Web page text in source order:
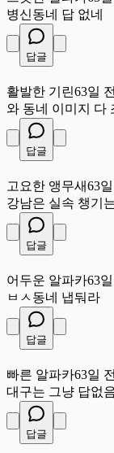
병신동네 답 없네
답글
활발한 기린63일 전
와 동네 이미지 다
답글
고요한 앵무새63
강남은 실속 챙기
답글
어두운 알파카63
ㅂㅅ동네 냅둬라
답글
빠른 알파카63일 전
대구는 그냥 답없
답글